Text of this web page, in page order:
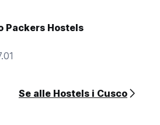
Packers Hostels
Se alle Hostels i Cusco